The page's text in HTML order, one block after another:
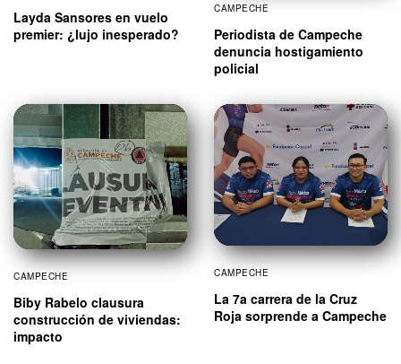
Layda Sansores en vuelo
premier: ¿lujo inesperado?
CAMPECHE
Periodista de Campeche
denuncia hostigamiento
policial
CAMPECHE
Biby Rabelo clausura
construcción de viviendas:
impacto
CAMPECHE
La 7a carrera de la Cruz
Roja sorprende a Campeche